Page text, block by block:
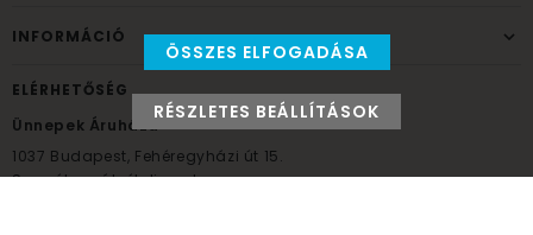
INFORMÁCIÓ
ELÉRHETŐSÉG
Ünnepek Áruháza
1037 Budapest, Fehéregyházi út 15.
Személyes átvételi pont
ÖSSZES ELFOGADÁSA
RÉSZLETES BEÁLLÍTÁSOK